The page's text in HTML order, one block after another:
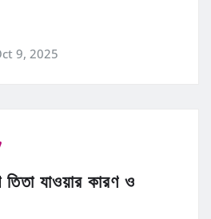
9, 2025
যাওয়ার কারণ ও